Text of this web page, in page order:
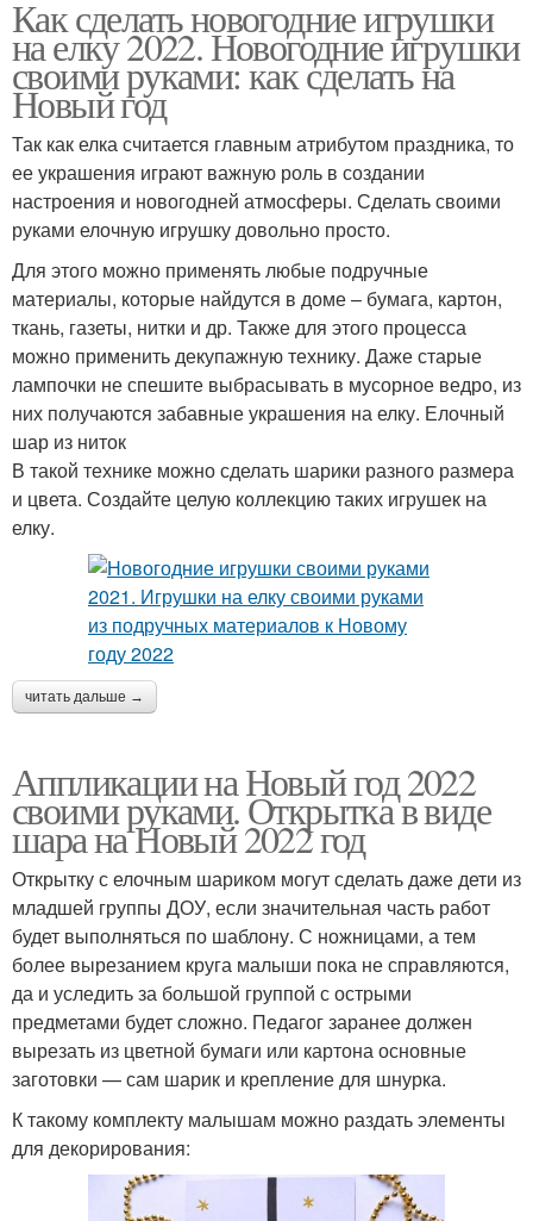
Как сделать новогодние игрушки
на елку 2022. Новогодние игрушки
своими руками: как сделать на
Новый год
Так как елка считается главным атрибутом праздника, то
ее украшения играют важную роль в создании
настроения и новогодней атмосферы. Сделать своими
руками елочную игрушку довольно просто.
Для этого можно применять любые подручные
материалы, которые найдутся в доме – бумага, картон,
ткань, газеты, нитки и др. Также для этого процесса
можно применить декупажную технику. Даже старые
лампочки не спешите выбрасывать в мусорное ведро, из
них получаются забавные украшения на елку. Елочный
шар из ниток
В такой технике можно сделать шарики разного размера
и цвета. Создайте целую коллекцию таких игрушек на
елку.
читать дальше →
Аппликации на Новый год 2022
своими руками. Открытка в виде
шара на Новый 2022 год
Открытку с елочным шариком могут сделать даже дети из
младшей группы ДОУ, если значительная часть работ
будет выполняться по шаблону. С ножницами, а тем
более вырезанием круга малыши пока не справляются,
да и уследить за большой группой с острыми
предметами будет сложно. Педагог заранее должен
вырезать из цветной бумаги или картона основные
заготовки — сам шарик и крепление для шнурка.
К такому комплекту малышам можно раздать элементы
для декорирования: